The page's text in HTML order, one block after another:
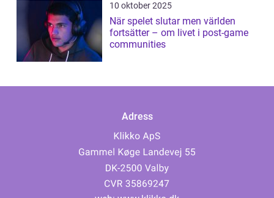
10 oktober 2025
När spelet slutar men världen
fortsätter – om livet i post-game
communities
Adress